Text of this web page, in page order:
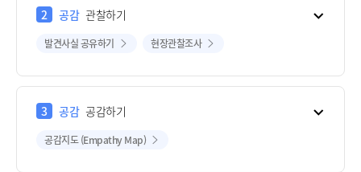
2 공감 관찰하기
발견사실 공유하기 현장관찰조사
3 공감 공감하기
공감지도 (Empathy Map)